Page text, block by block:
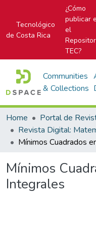
Tecnológico
de Costa Rica
¿Cómo
publicar
el
TEC?
Communities
& Collections
Home
Mínimos
Integrales